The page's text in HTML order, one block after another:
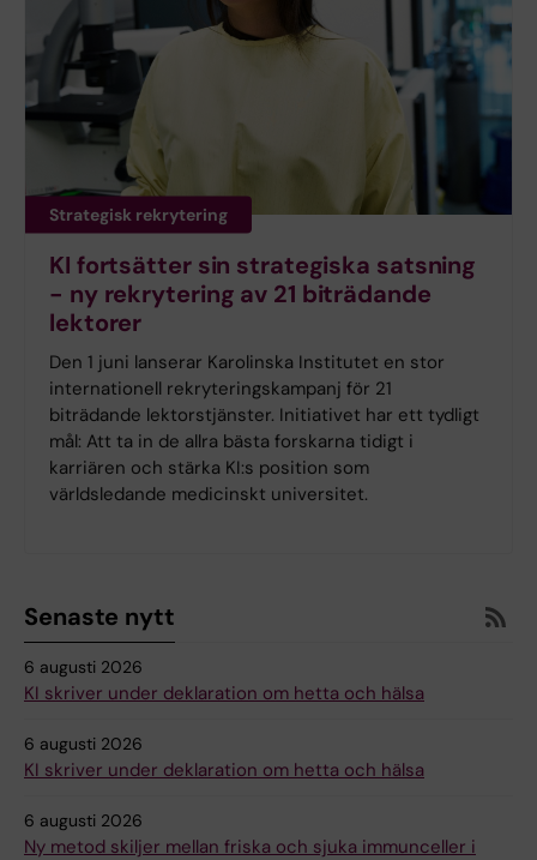
Strategisk rekrytering
KI fortsätter sin strategiska satsning
- ny rekrytering av 21 biträdande
lektorer
Den 1 juni lanserar Karolinska Institutet en stor
internationell rekryteringskampanj för 21
biträdande lektorstjänster. Initiativet har ett tydligt
mål: Att ta in de allra bästa forskarna tidigt i
karriären och stärka KI:s position som
världsledande medicinskt universitet.
Senaste nytt
6 augusti 2026
KI skriver under deklaration om hetta och hälsa
6 augusti 2026
KI skriver under deklaration om hetta och hälsa
6 augusti 2026
Ny metod skiljer mellan friska och sjuka immunceller i